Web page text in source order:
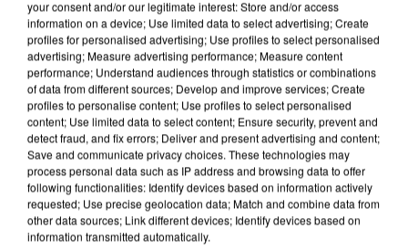
APRÈS TOUTES CES CANICULES, LES REFUGES
your consent and/or our legitimate interest: Store and/or access
information on a device; Use limited data to select advertising; Create
profiles for personalised advertising; Use profiles to select personalised
advertising; Measure advertising performance; Measure content
performance; Understand audiences through statistics or combinations
of data from different sources; Develop and improve services; Create
profiles to personalise content; Use profiles to select personalised
content; Use limited data to select content; Ensure security, prevent and
detect fraud, and fix errors; Deliver and present advertising and content;
Save and communicate privacy choices. These technologies may
process personal data such as IP address and browsing data to offer
following functionalities: Identify devices based on information actively
requested; Use precise geolocation data; Match and combine data from
other data sources; Link different devices; Identify devices based on
information transmitted automatically.